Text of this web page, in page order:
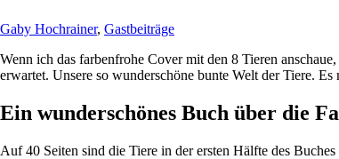
Gaby Hochrainer, Gastbeiträge
Wenn ich das farbenfrohe Cover mit den 8 Tieren
erwartet. Unsere so wunderschöne bunte Welt der Tiere.
Ein wunderschönes Buch über die
Auf 40 Seiten sind die Tiere in der ersten Hälfte des